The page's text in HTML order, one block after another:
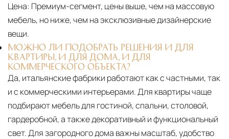
Цена: Премиум-сегмент, цены выше, чем на массовую
мебель, но ниже, чем на эксклюзивные дизайнерские
вещи.
МОЖНО ЛИ ПОДОБРАТЬ РЕШЕНИЯ И ДЛЯ
КВАРТИРЫ, И ДЛЯ ДОМА, И ДЛЯ
КОММЕРЧЕСКОГО ОБЪЕКТА?
Да, итальянские фабрики работают как с частными, так
и с коммерческими интерьерами. Для квартиры чаще
подбирают мебель для гостиной, спальни, столовой,
гардеробной, а также декоративный и функциональный
свет. Для загородного дома важны масштаб, удобство